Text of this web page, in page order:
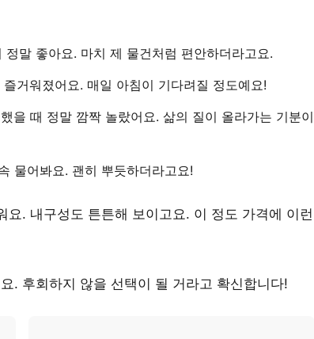
정말 좋아요. 마치 제 물건처럼 편안하더라고요.
거워졌어요. 매일 아침이 기다려질 정도예요!
을 때 정말 깜짝 놀랐어요. 삶의 질이 올라가는 기분이
물어봐요. 괜히 뿌듯하더라고요!
요. 내구성도 튼튼해 보이고요. 이 정도 가격에 이런
. 후회하지 않을 선택이 될 거라고 확신합니다!